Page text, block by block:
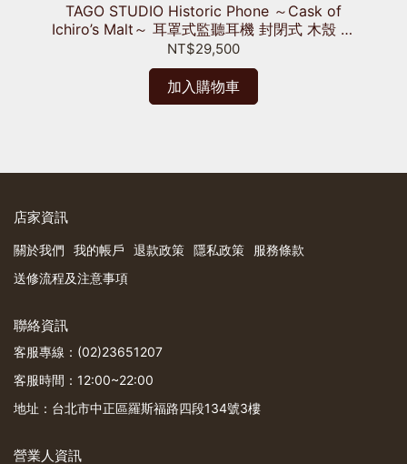
TAGO STUDIO Historic Phone ～Cask of
Ichiro’s Malt～ 耳罩式監聽耳機 封閉式 木殼 秩
父酒廠聯名 威士忌 酒桶版 T3-01 4.4mm
NT$29,500
加入購物車
店家資訊
關於我們 我的帳戶 退款政策 隱私政策
服務條款
送修流程及注意事項
聯絡資訊
客服專線：(02)23651207
客服時間：12:00~22:00
地址：台北市中正區羅斯福路四段134號3樓
營業人資訊